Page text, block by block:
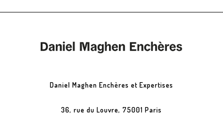
Daniel Maghen Enchères et Expertises
36, rue du Louvre, 75001 Paris